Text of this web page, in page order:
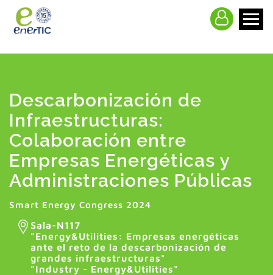
Descarbonización de
Infraestructuras:
Colaboración entre
Empresas Energéticas y
Administraciones Públicas
Smart Energy Congress 2024
Sala-N117
"Energy&Utilities: Empresas energéticas
ante el reto de la descarbonización de
grandes infraestructuras"
"Industry - Energy&Utilities"